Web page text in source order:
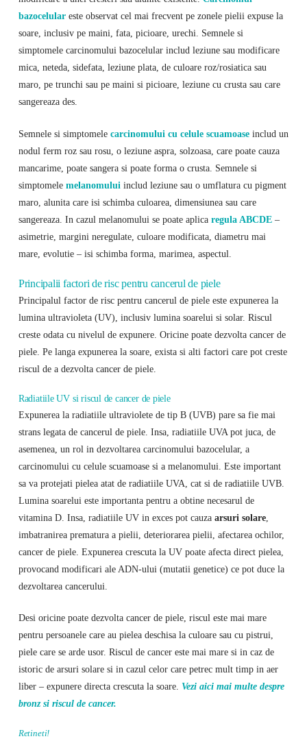
bazocelulareste observat cel mai frecvent pe zonele pielii expuse la
soare, inclusiv pe maini, fata, picioare, urechi. Semnele si
simptomele carcinomului bazocelular includ leziune sau modificare
mica, neteda, sidefata, leziune plata, de culoare roz/rosiatica sau
maro, pe trunchi sau pe maini si picioare, leziune cu crusta sau care
sangereaza des.
Semnele si simptomelecarcinomului cu celule scuamoaseinclud un
nodul ferm roz sau rosu, o leziune aspra, solzoasa, care poate cauza
mancarime, poate sangera si poate forma o crusta. Semnele si
simptomele melanomului includ leziune sau o umflatura cu pigment
maro, alunita care isi schimba culoarea, dimensiunea sau care
sangereaza. In cazul melanomului se poate aplica regula ABCDE–
asimetrie, margini neregulate, culoare modificata, diametru mai
mare, evolutie – isi schimba forma, marimea, aspectul.
Principalii factori de risc pentru cancerul de piele
Principalul factor de risc pentru cancerul de piele este expunerea la
lumina ultravioleta (UV), inclusiv lumina soarelui si solar. Riscul
creste odata cu nivelul de expunere. Oricine poate dezvolta cancer de
piele. Pe langa expunerea la soare, exista si alti factori care pot creste
riscul de a dezvolta cancer de piele.
Radiatiile UV si riscul de cancer de piele
Expunerea la radiatiile ultraviolete de tip B (UVB) pare sa fie mai
strans legata de cancerul de piele. Insa, radiatiile UVA pot juca, de
asemenea, un rol in dezvoltarea carcinomului bazocelular, a
carcinomului cu celule scuamoase si a melanomului. Este important
sa va protejati pielea atat de radiatiile UVA, cat si de radiatiile UVB.
Lumina soarelui este importanta pentru a obtine necesarul de
vitamina D. Insa, radiatiile UV in exces pot cauzaarsuri solare,
imbatranirea prematura a pielii, deteriorarea pielii, afectarea ochilor,
cancer de piele. Expunerea crescuta la UV poate afecta direct pielea,
provocand modificari ale ADN-ului (mutatii genetice) ce pot duce la
dezvoltarea cancerului.
Desi oricine poate dezvolta cancer de piele, riscul este mai mare
pentru persoanele care au pielea deschisa la culoare sau cu pistrui,
piele care se arde usor. Riscul de cancer este mai mare si in caz de
istoric de arsuri solare si in cazul celor care petrec mult timp in aer
liber – expunere directa crescuta la soare. Vezi aici mai multe despre
bronz si riscul de cancer.
Retineti!